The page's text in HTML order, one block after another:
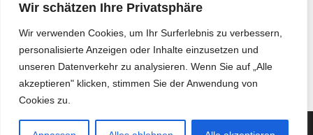
Wir schätzen Ihre Privatsphäre
Wir verwenden Cookies, um Ihr Surferlebnis zu verbessern,
personalisierte Anzeigen oder Inhalte einzusetzen und
unseren Datenverkehr zu analysieren. Wenn Sie auf „Alle
akzeptieren" klicken, stimmen Sie der Anwendung von
Cookies zu.